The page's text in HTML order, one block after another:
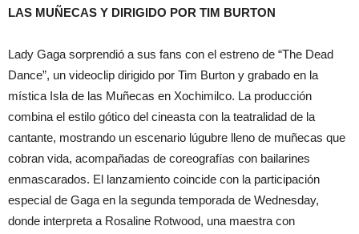
LAS MUÑECAS Y DIRIGIDO POR TIM BURTON
Lady Gaga sorprendió a sus fans con el estreno de “The Dead
Dance”, un videoclip dirigido por Tim Burton y grabado en la
mística Isla de las Muñecas en Xochimilco. La producción
combina el estilo gótico del cineasta con la teatralidad de la
cantante, mostrando un escenario lúgubre lleno de muñecas que
cobran vida, acompañadas de coreografías con bailarines
enmascarados. El lanzamiento coincide con la participación
especial de Gaga en la segunda temporada de Wednesday,
donde interpreta a Rosaline Rotwood, una maestra con